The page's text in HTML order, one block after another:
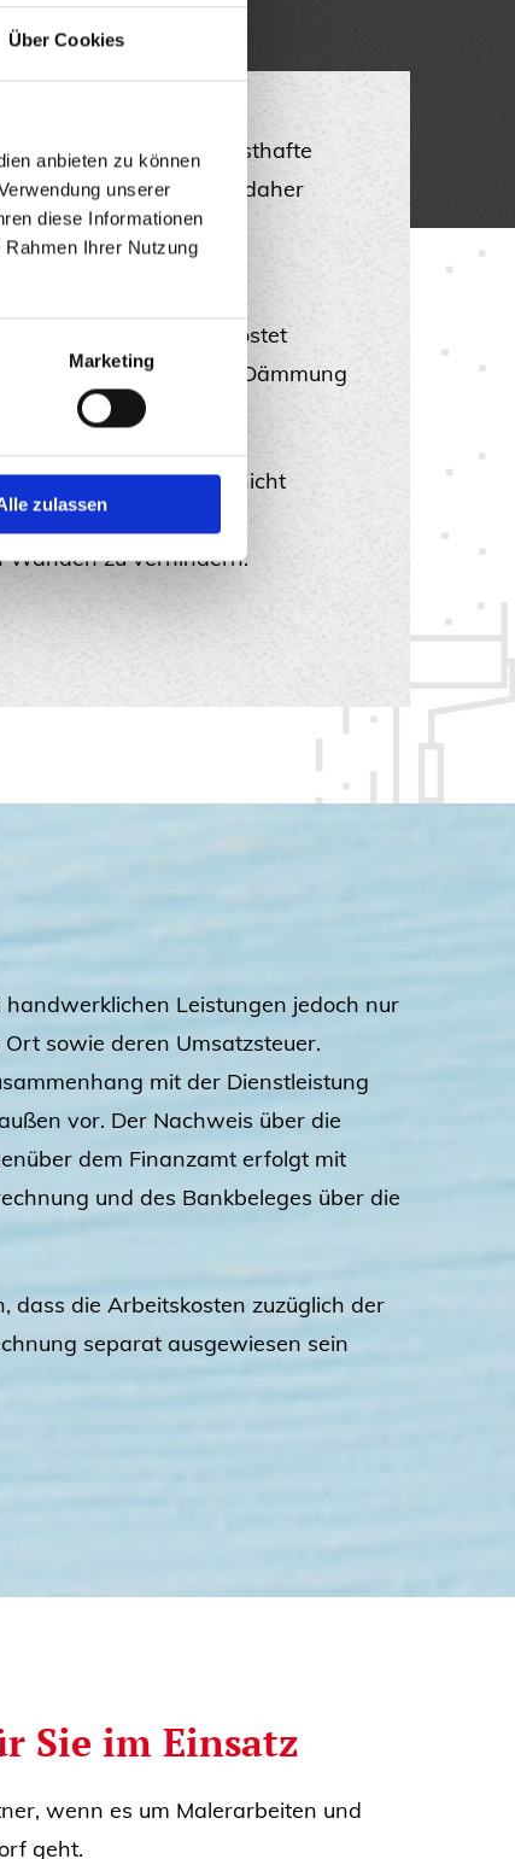
Über Cookies
anbieten zu können
unserer
diese Informationen
Ihrer Nutzung
Marketing
zulassen
kann eine ernsthafte
sein. Gehen Sie daher
Sie ihn von den Profis
: Wärme kostet
Geld. Mit der richtigen Dämmung
: Damit Wärme nicht
durch
Wänden zu verhindern.
Leistungen jedoch nur
sowie deren Umsatzsteuer.
mit der Dienstleistung
vor. Der Nachweis über die
dem Finanzamt erfolgt mit
und des Bankbeleges über die
dass die Arbeitskosten zuzüglich der
separat ausgewiesen sein
Sie im Einsatz
wenn es um Malerarbeiten und
geht.